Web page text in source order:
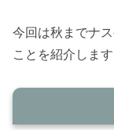
今回は秋までナ
ことを紹介します